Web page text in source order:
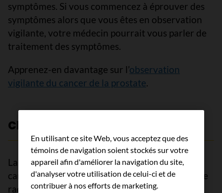
symptômes. Si vous commencez à éprouver des
symptômes alors que vous êtes en observation
vigilante, votre médecin pourrait vous parler de
traitement des symptômes.
Apprenez-en davantage sur l’observation
vigilante du cancer de la prostate.
Chirurgie
La chirurgie est un traitement standard du
cancer de la prostate localisé. La prostatectomie
radicale consiste à enlever la prostate et une
En utilisant ce site Web, vous acceptez que des
témoins de navigation soient stockés sur votre
appareil afin d'améliorer la navigation du site,
d'analyser votre utilisation de celui-ci et de
contribuer à nos efforts de marketing.